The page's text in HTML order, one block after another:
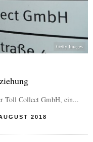
Getty Images
Toll Collect GmbH, ein...
2018